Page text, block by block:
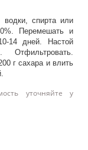
водки, спирта или
Перемешать и
14 дней. Настой
Отфильтровать.
г сахара и влить
уточняйте у